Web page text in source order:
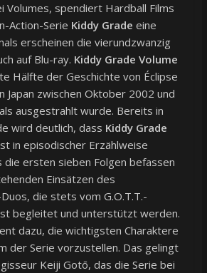
Volumes, spendiert Hardball Films
Action-Serie Kiddy Grade eine
erscheinen die vierundzwanzig
auf Blu-ray. Kiddy Grade Volume
Hälfte der Geschichte von Éclipse
Japan zwischen Oktober 2002 und
ausgestrahlt wurde. Bereits in
wird deutlich, dass Kiddy Grade
in episodischer Erzählweise
ersten sieben Folgen befassen
Einsätzen des
die stets vom G.O.T.T.-
begleitet und unterstützt werden.
dazu, die wichtigsten Charaktere
der Serie vorzustellen. Das gelingt
Keiji Gotō, das die Serie bei